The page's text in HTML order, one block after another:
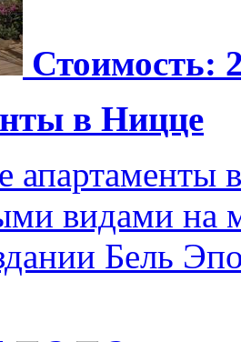
Стоимость:
в Ницце
апартаменты
видами на
Бель